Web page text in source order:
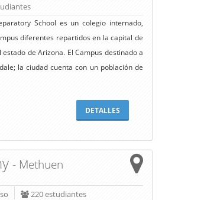
School es un colegio internado,
diferentes repartidos en la capital de
de Arizona. El Campus destinado a
la ciudad cuenta con un población de
DETALLES
- Methuen
220 estudiantes